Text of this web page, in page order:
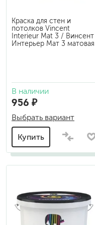
Краска для стен и
потолков Vincent
Interieur Mat 3 / Винсент
Интерьер Мат 3 матовая
В наличии
956 ₽
Выбрать вариант
Купить